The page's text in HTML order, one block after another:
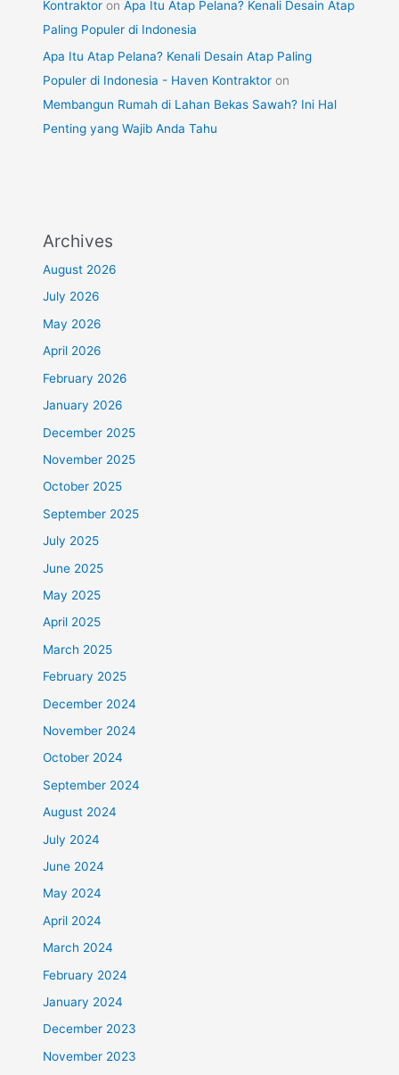
Kontraktor onApa Itu Atap Pelana? Kenali Desain Atap
Paling Populer di Indonesia
Apa Itu Atap Pelana? Kenali Desain Atap Paling
Populer di Indonesia - Haven Kontraktor on
Membangun Rumah di Lahan Bekas Sawah? Ini Hal
Penting yang Wajib Anda Tahu
Archives
August 2026
July 2026
May 2026
April 2026
February 2026
January 2026
December 2025
November 2025
October 2025
September 2025
July 2025
June 2025
May 2025
April 2025
March 2025
February 2025
December 2024
November 2024
October 2024
September 2024
August 2024
July 2024
June 2024
May 2024
April 2024
March 2024
February 2024
January 2024
December 2023
November 2023